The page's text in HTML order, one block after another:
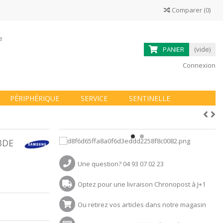
Comparer (0)
PANIER
(vide)
Connexion
PÉRIPHÉRIQUE SERVICE SENTINELLE
Une question? 04 93 07 02 23
Optez pour une livraison Chronopost à J+1
Ou retirez vos articles dans notre magasin